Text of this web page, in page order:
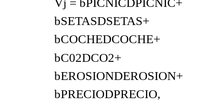
Vj = bPICNICDPICNIC+
bSETASDSETAS+
bCOCHEDCOCHE+
bC02DCO2+
bEROSIONDEROSION+
bPRECIODPRECIO,